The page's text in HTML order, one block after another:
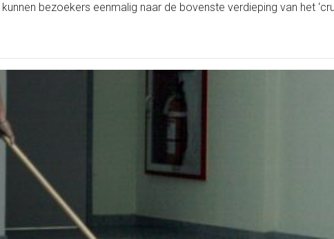
bezoekers eenmalig naar de bovenste verdieping van het